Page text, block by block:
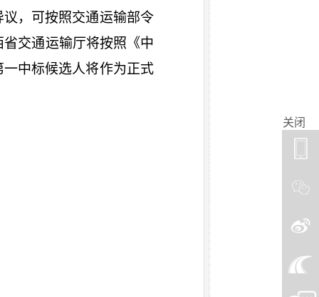
，
可按照交通运输部令
交通运输厅将按照《中
中标候选人将作为正式
关闭